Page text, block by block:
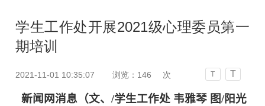
学生工作处开展2021级心理委员第一
期培训
2021-11-01 10:35:07 浏览： 146 次 T T
新闻网消息（文、/学生工作处 韦雅琴 图/阳光